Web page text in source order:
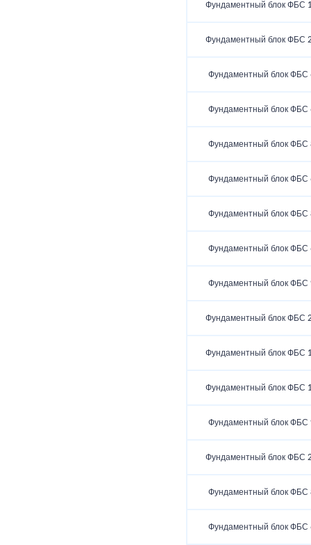
Фундаментный блок ФБС
Фундаментный блок ФБС
Фундаментный блок ФБС
Фундаментный блок ФБС
Фундаментный блок ФБС
Фундаментный блок ФБС
Фундаментный блок ФБС
Фундаментный блок ФБС
Фундаментный блок ФБС
Фундаментный блок ФБС
Фундаментный блок ФБС
Фундаментный блок ФБС
Фундаментный блок ФБС
Фундаментный блок ФБС
Фундаментный блок ФБС
Фундаментный блок ФБС